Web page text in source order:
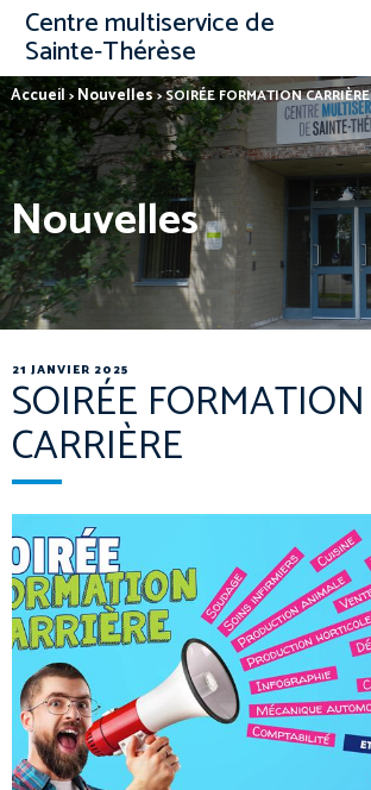
Centre multiservice de
Sainte‑Thérèse
Accueil > Nouvelles>SOIRÉE FORMATION CARRIÈRE
Nouvelles
21 JANVIER 2025
SOIRÉE FORMATION
CARRIÈRE